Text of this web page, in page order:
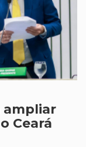
ampliar
Ceará